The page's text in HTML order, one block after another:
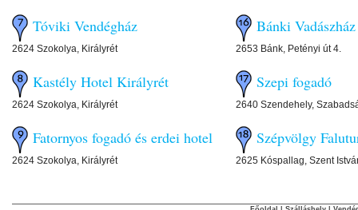
Tóviki Vendégház
2624 Szokolya, Királyrét
Kastély Hotel Királyrét
2624 Szokolya, Királyrét
Fatornyos fogadó és erdei hotel
2624 Szokolya, Királyrét
Bánki Vadászház
2653 Bánk, Petényi út 4.
Szepi fogadó
2640 Szendehely,
Szépvölgy
2625 Kóspallag, Szent